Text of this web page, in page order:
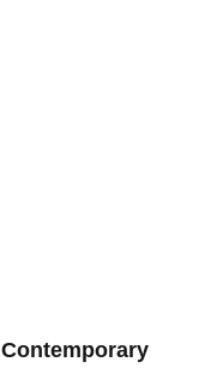
Contemporary